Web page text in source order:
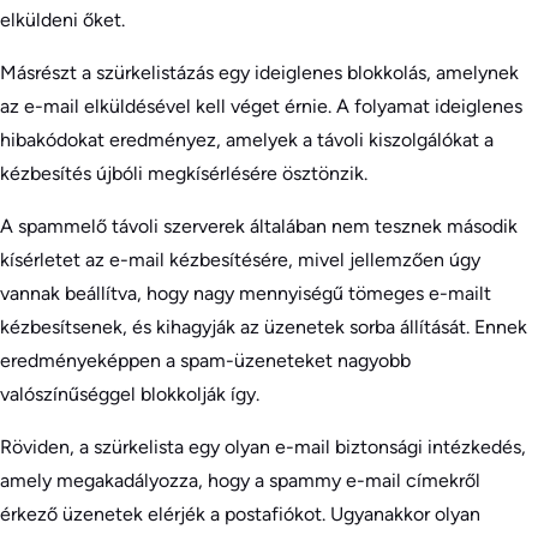
elküldeni őket.
Másrészt a szürkelistázás egy ideiglenes blokkolás, amelynek
az e-mail elküldésével kell véget érnie. A folyamat ideiglenes
hibakódokat eredményez, amelyek a távoli kiszolgálókat a
kézbesítés újbóli megkísérlésére ösztönzik.
A spammelő távoli szerverek általában nem tesznek második
kísérletet az e-mail kézbesítésére, mivel jellemzően úgy
vannak beállítva, hogy nagy mennyiségű tömeges e-mailt
kézbesítsenek, és kihagyják az üzenetek sorba állítását. Ennek
eredményeképpen a spam-üzeneteket nagyobb
valószínűséggel blokkolják így.
Röviden, a szürkelista egy olyan e-mail biztonsági intézkedés,
amely megakadályozza, hogy a spammy e-mail címekről
érkező üzenetek elérjék a postafiókot. Ugyanakkor olyan